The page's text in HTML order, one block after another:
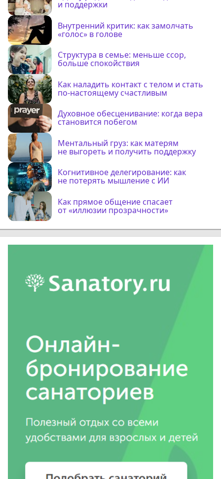
и поддержки
Внутренний критик: как замолчать
«голос» в голове
Структура в семье: меньше ссор,
больше спокойствия
Как наладить контакт с телом и стать
по-настоящему счастливым
Духовное обесценивание: когда вера
становится побегом
Ментальный груз: как матерям
не выгореть и получить поддержку
Когнитивное делегирование: как
не потерять мышление с ИИ
Как прямое общение спасает
от «иллюзии прозрачности»